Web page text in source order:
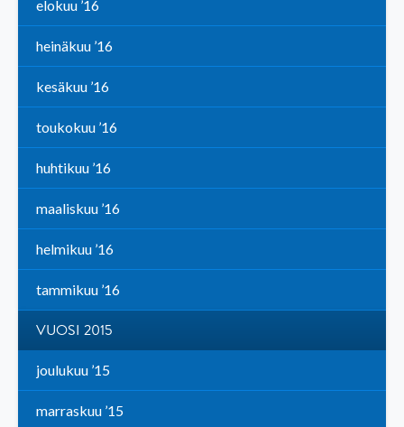
elokuu ’16
heinäkuu ’16
kesäkuu ’16
toukokuu ’16
huhtikuu ’16
maaliskuu ’16
helmikuu ’16
tammikuu ’16
VUOSI 2015
joulukuu ’15
marraskuu ’15